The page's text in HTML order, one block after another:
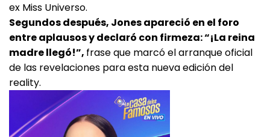
ex Miss Universo.
Segundos después, Jones apareció en el foro
entre aplausos y declaró con firmeza: “¡La reina
madre llegó!”, frase que marcó el arranque oficial
de las revelaciones para esta nueva edición del
reality.